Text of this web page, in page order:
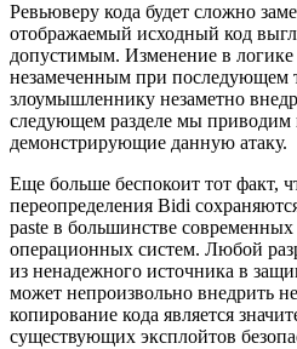
Ревьюверу кода будет сложно
отображаемый исходный код
допустимым. Изменение в логике
незамеченным при последующем
злоумышленнику незаметно
следующем разделе мы
демонстрирующие данную атаку.
Еще больше беспокоит тот факт,
переопределения Bidi
paste в большинстве современных
операционных систем. Любой
из ненадежного источника в
может непроизвольно внедрить
копирование кода является
существующих эксплойтов